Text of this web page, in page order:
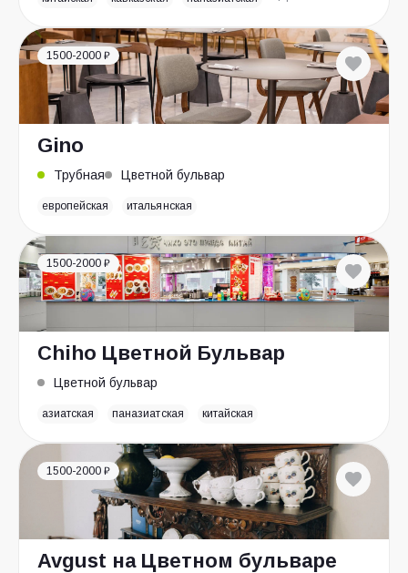
1500-2000 ₽
Gino
Трубная Цветной бульвар
европейская итальянская
1500-2000 ₽
Chiho Цветной Бульвар
Цветной бульвар
азиатская паназиатская китайская
1500-2000 ₽
Avgust на Цветном бульваре